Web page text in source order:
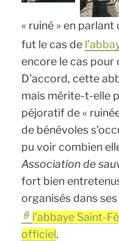
« ruiné » en
fut le cas de
encore le cas pour
D’accord, cette
mais mérite-t-elle
péjoratif de «
de bénévoles
pu voir combien
Association de
fort bien
organisés dans
l’abbaye Saint-
officiel.